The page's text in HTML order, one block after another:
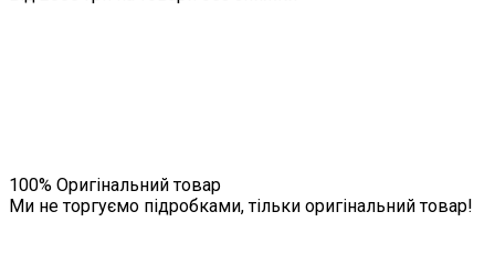
100% Оригінальний товар
Ми не торгуємо підробками, тільки оригінальний товар!